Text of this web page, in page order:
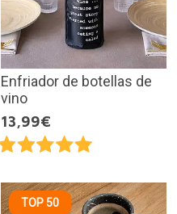
Enfriador de botellas de
vino
13,99€
TOP 50